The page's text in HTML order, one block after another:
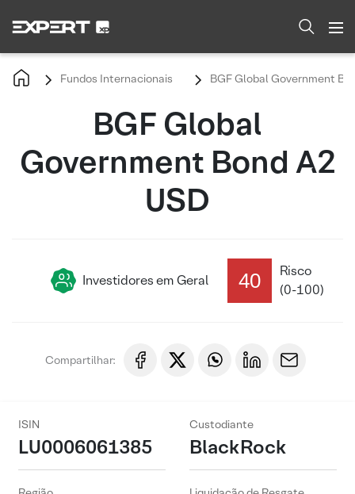
Fundos Internacionais BGF Global Government
BGF Global
Government Bond A2
USD
Investidores em Geral 40
Risco
(0-100)
Compartilhar:
ISIN
LU0006061385
Custodiante
BlackRock